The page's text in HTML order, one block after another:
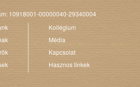
10918001-00000040-29340004
Kollégium
Média
Kapcsolat
Hasznos linkek